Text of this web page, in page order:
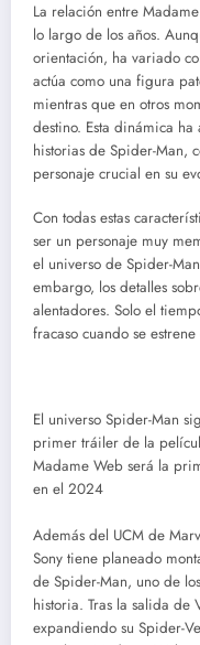
La relación entre
lo largo de los años.
orientación, ha variado
actúa como una figura
mientras que en otros
destino. Esta dinámica
historias de Spider-Man,
personaje crucial en su
Con todas estas
ser un personaje muy
el universo de Spider-
embargo, los detalles
alentadores. Solo el
fracaso cuando se
El universo Spider-Man
primer tráiler de la
Madame Web será la
en el 2024
Además del UCM de
Sony tiene planeado
de Spider-Man, uno de
historia. Tras la salida de
expandiendo su Spider-